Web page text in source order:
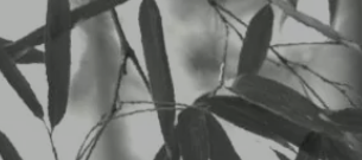
二子玉川 中華料理 杏仁坊